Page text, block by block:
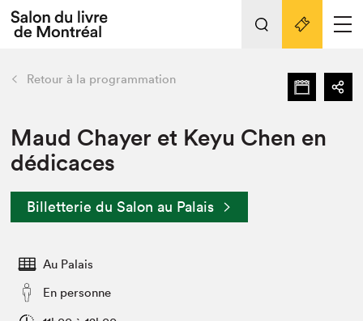
Espace médias
Tout sur l'édition 2022
Actualités
Vidéos et Balados
retour Nos activités
Édition 2022
Planifier sa visite
Nous connaître
Projets partenaires 2022
Liens pratiques
Retour à la programmation
Maud Chayer et Keyu Chen en
dédicaces
Billetterie du Salon au Palais
Au Palais
En personne